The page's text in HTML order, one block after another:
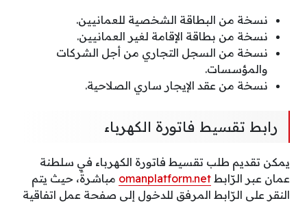
نسخة من البطاقة الشخصية للعمانيين.
نسخة من بطاقة الإقامة لغير العمانيين.
نسخة من السجل التجاري من أجل الشركات
والمؤسسات.
نسخة من عقد الإيجار ساري الصلاحية.
رابط تقسيط فاتورة الكهرباء
يمكن تقديم طلب تقسيط فاتورة الكهرباء في سلطنة
عمان عبر الرّابط omanplatform.net مباشرةً، حيث يتم
النقر على الرّابط المرفق للدخول إلى صفحة عمل اتفاقية